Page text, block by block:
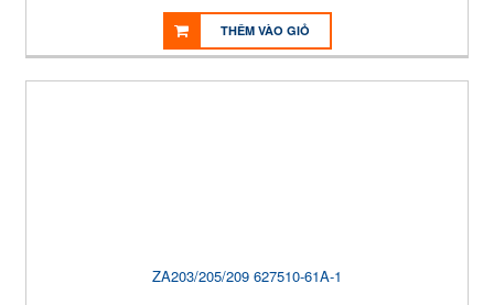
THÊM VÀO GIỎ
ZA203/205/209 627510-61A-1